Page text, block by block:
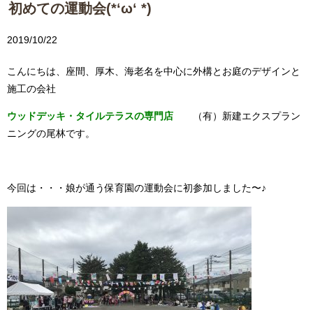
初めての運動会(*‘ω‘ *)
2019/10/22
こんにちは、座間、厚木、海老名を中心に外構とお庭のデザインと
施工の会社
ウッドデッキ・タイルテラスの専門店 （有）新建エクスプラン
ニングの尾林です。
今回は・・・娘が通う保育園の運動会に初参加しました〜♪